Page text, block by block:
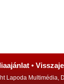
•
Lapoda Multimédia,